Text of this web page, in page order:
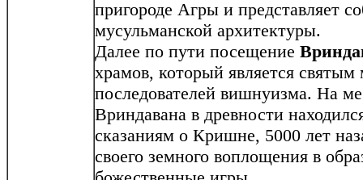
пригороде Агры и представляет
мусульманской архитектуры.
Далее по пути посещение
храмов, который является
последователей вишнуизма. На
Вриндавана в древности
сказаниям о Кришне, 5000 лет
своего земного воплощения в